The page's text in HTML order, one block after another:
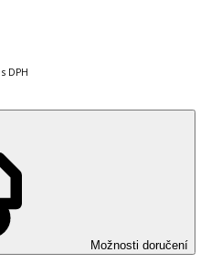
s DPH
Možnosti doručení